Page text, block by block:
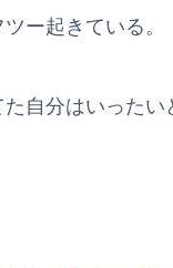
ー起きている。
自分はいった